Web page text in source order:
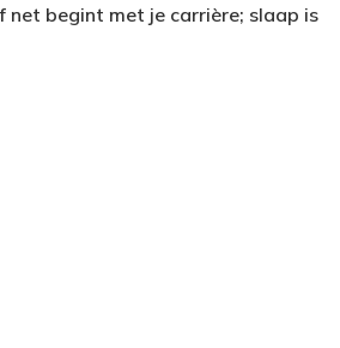
net begint met je carrière; slaap is